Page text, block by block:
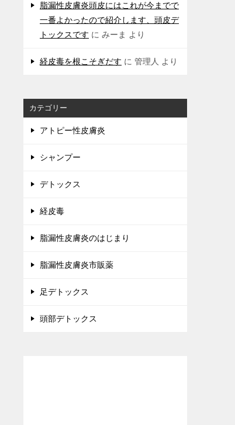
脂漏性皮膚炎頭皮にはこれが今までで
一番よかったので紹介します、頭皮デ
トックスです に みーま より
経皮毒を根こそぎだす に 管理人 より
カテゴリー
アトピー性皮膚炎
シャンプー
デトックス
経皮毒
脂漏性皮膚炎のはじまり
脂漏性皮膚炎市販薬
足デトックス
頭部デトックス